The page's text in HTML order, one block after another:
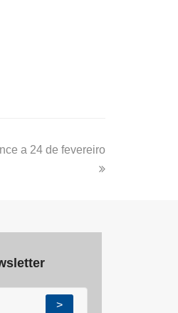
a 24 de fevereiro
>